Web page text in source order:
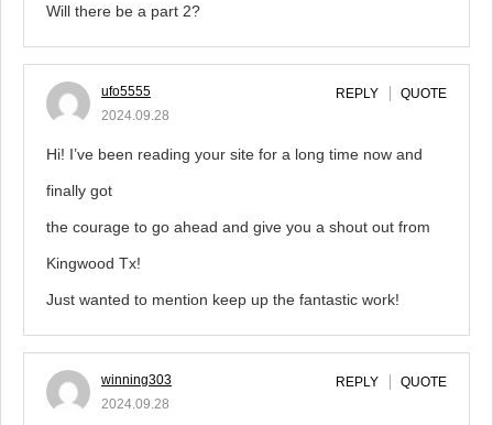
Will there be a part 2?
ufo5555
2024.09.28
REPLY QUOTE
Hi! I’ve been reading your site for a long time now and
finally got
the courage to go ahead and give you a shout out from
Kingwood Tx!
Just wanted to mention keep up the fantastic work!
winning303
2024.09.28
REPLY QUOTE